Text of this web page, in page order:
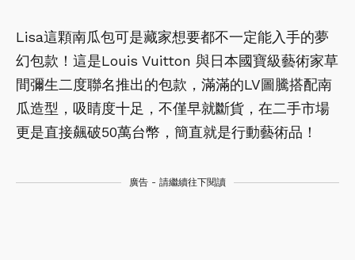
Lisa這顆南瓜包可是藏家想要都不一定能入手的夢
幻包款！這是Louis Vuitton 與日本國寶級藝術家草
間彌生二度聯名推出的包款，滿滿的LV圖騰搭配南
瓜造型，吸睛度十足，不僅早就斷貨，在二手市場
更是直接飆破50萬台幣，簡直就是行動藝術品！
廣告 - 請繼續往下閱讀